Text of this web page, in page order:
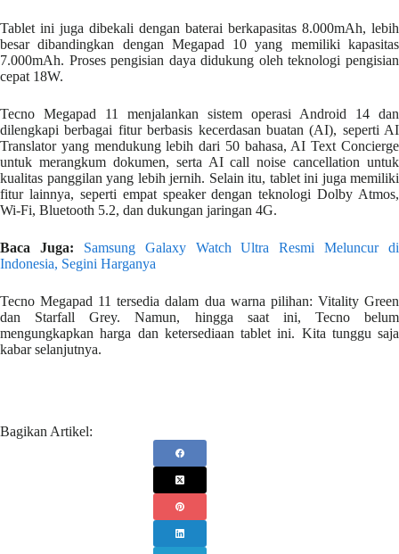
Tablet ini juga dibekali dengan baterai berkapasitas 8.000mAh, lebih
besar dibandingkan dengan Megapad 10 yang memiliki kapasitas
7.000mAh. Proses pengisian daya didukung oleh teknologi pengisian
cepat 18W.
Tecno Megapad 11 menjalankan sistem operasi Android 14 dan
dilengkapi berbagai fitur berbasis kecerdasan buatan (AI), seperti AI
Translator yang mendukung lebih dari 50 bahasa, AI Text Concierge
untuk merangkum dokumen, serta AI call noise cancellation untuk
kualitas panggilan yang lebih jernih. Selain itu, tablet ini juga memiliki
fitur lainnya, seperti empat speaker dengan teknologi Dolby Atmos,
Wi-Fi, Bluetooth 5.2, dan dukungan jaringan 4G.
Baca Juga:
Samsung Galaxy Watch Ultra Resmi Meluncur di
Indonesia, Segini Harganya
Tecno Megapad 11 tersedia dalam dua warna pilihan: Vitality Green
dan Starfall Grey. Namun, hingga saat ini, Tecno belum
mengungkapkan harga dan ketersediaan tablet ini. Kita tunggu saja
kabar selanjutnya.
Bagikan Artikel: